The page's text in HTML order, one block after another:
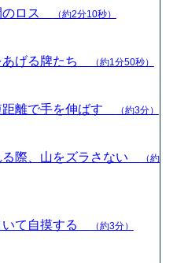
のロス （約2分10秒）
あげる牌たち （約1分50秒）
距離で手を伸ばす （約3分）
る際、山をズラさない
（約
いて自摸する （約3分）